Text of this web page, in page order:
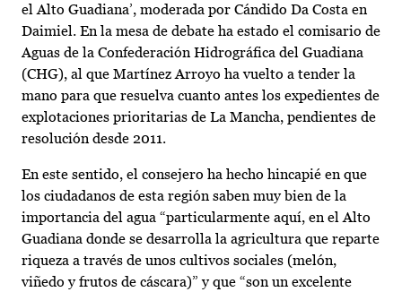
el Alto Guadiana’, moderada por Cándido Da Costa en
Daimiel. En la mesa de debate ha estado el comisario de
Aguas de la Confederación Hidrográfica del Guadiana
(CHG), al que Martínez Arroyo ha vuelto a tender la
mano para que resuelva cuanto antes los expedientes de
explotaciones prioritarias de La Mancha, pendientes de
resolución desde 2011.
En este sentido, el consejero ha hecho hincapié en que
los ciudadanos de esta región saben muy bien de la
importancia del agua “particularmente aquí, en el Alto
Guadiana donde se desarrolla la agricultura que reparte
riqueza a través de unos cultivos sociales (melón,
viñedo y frutos de cáscara)” y que “son un excelente